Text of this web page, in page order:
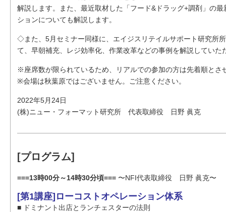
解説します。また、最近取材した「フード&ドラッグ+調剤」の
ションについても解説します。
◇また、5月セミナー同様に、エイジスリテイルサポート研究所
て、早朝補充、レジ効率化、作業改革などの事例を解説していた
※座席数が限られているため、リアルでの参加の方は先着順とさ
※会場は秋葉原ではございません。ご注意ください。
2022年5月24日
(株)ニュー・フォーマット研究所 代表取締役 日野 眞克
[プログラム]
===13時00分～14時30分頃=== 〜NFI代表取締役 日野 眞克〜
[第1講座]ローコストオペレーション体系
■ ドミナント出店とランチェスターの法則